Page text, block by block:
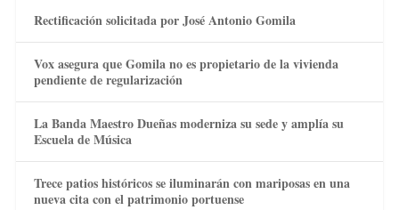
Rectificación solicitada por José Antonio Gomila
Vox asegura que Gomila no es propietario de la vivienda
pendiente de regularización
La Banda Maestro Dueñas moderniza su sede y amplía su
Escuela de Música
Trece patios históricos se iluminarán con mariposas en una
nueva cita con el patrimonio portuense